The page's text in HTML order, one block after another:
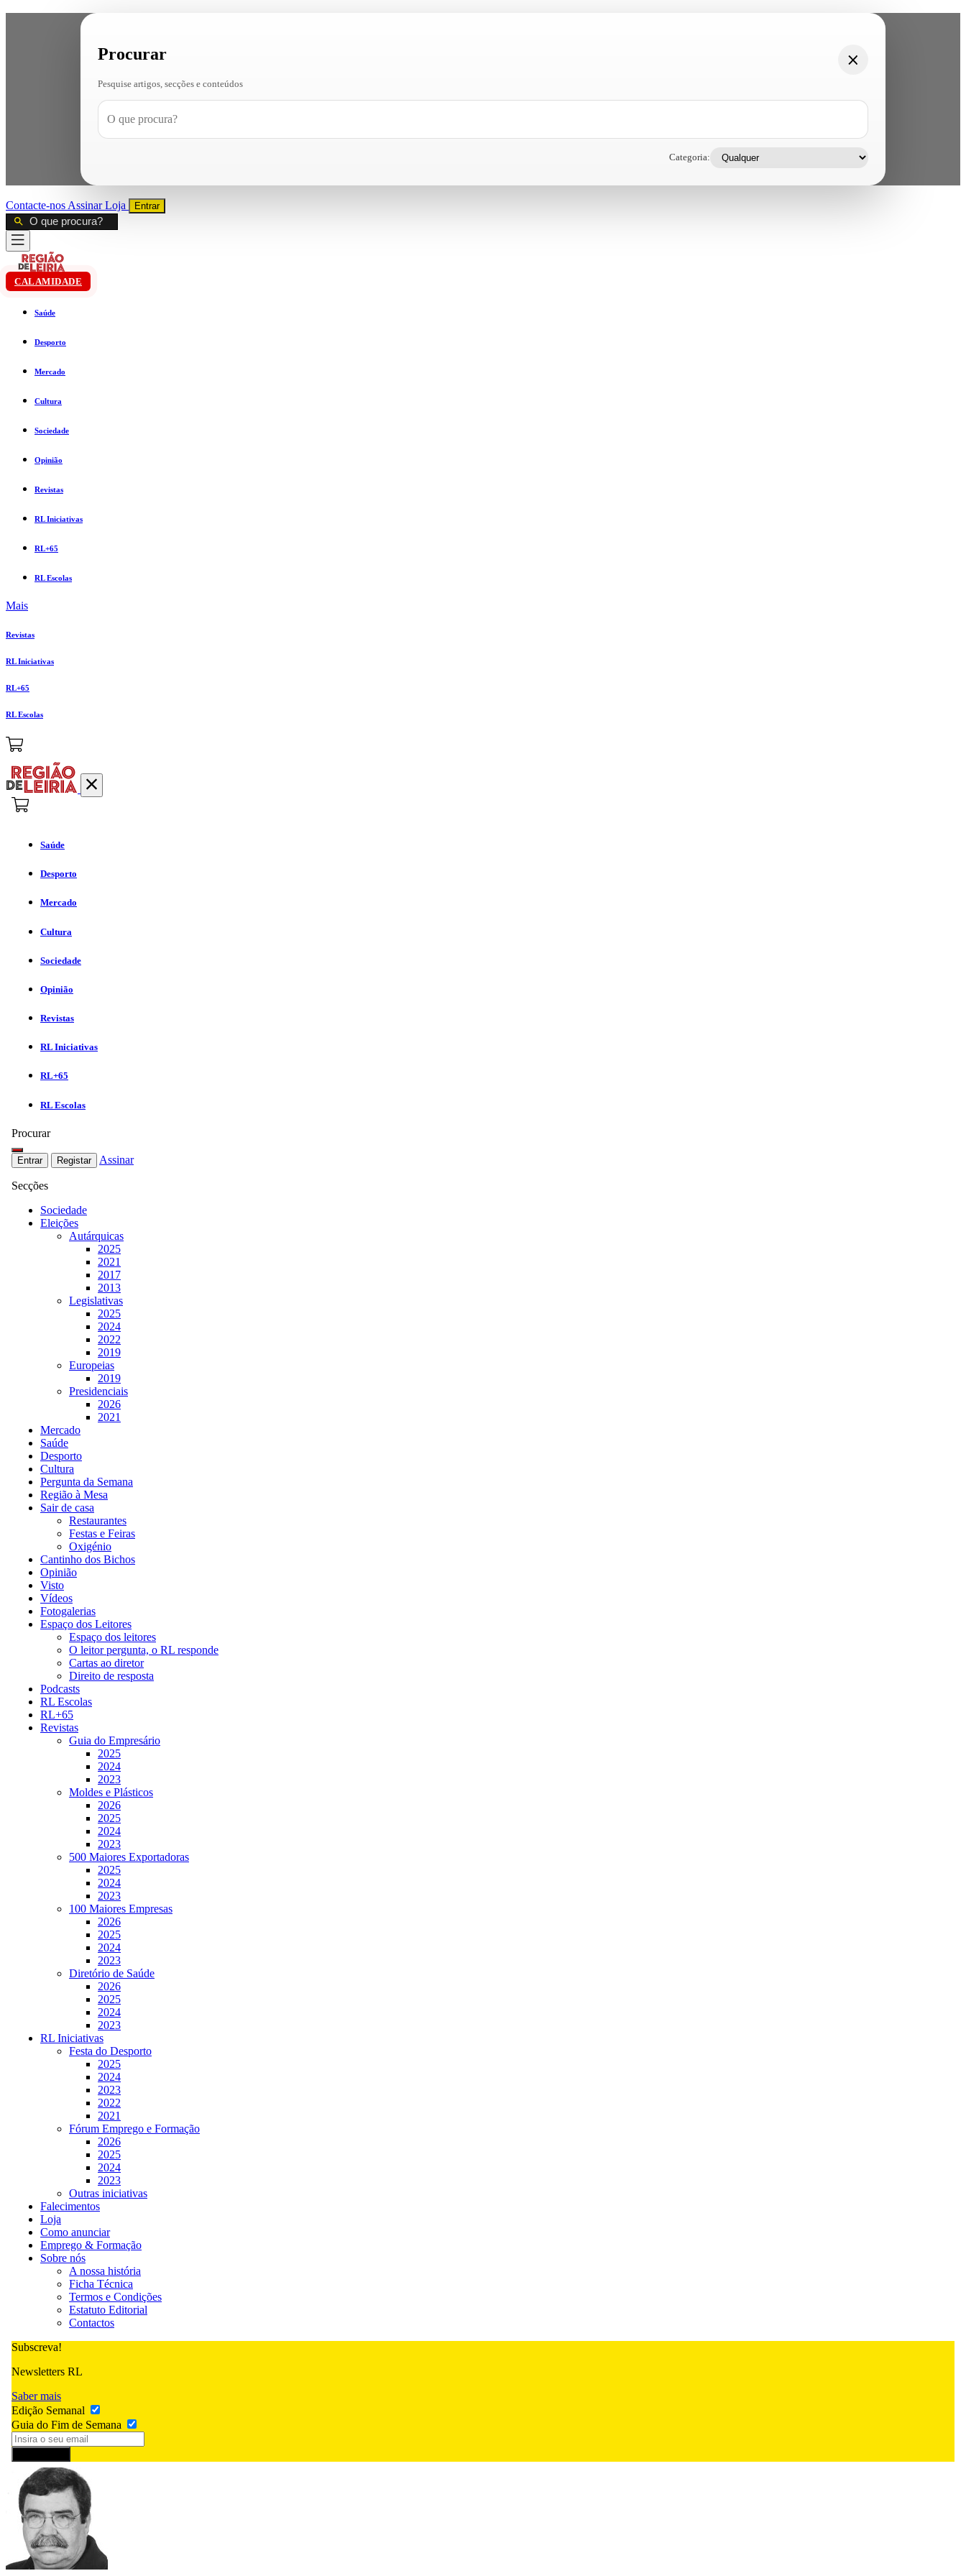
Procurar
Pesquise artigos, secções e conteúdos
Categoria:
Contacte-nos AssinarLoja Entrar
CALAMIDADE
Saúde
Desporto
Mercado
Cultura
Sociedade
Opinião
Revistas
RL Iniciativas
RL+65
RL Escolas
Mais
Revistas
RL Iniciativas
RL+65
RL Escolas
Saúde
Desporto
Mercado
Cultura
Sociedade
Opinião
Revistas
RL Iniciativas
RL+65
RL Escolas
Procurar
Entrar Registar Assinar
Secções
Sociedade
Eleições
Autárquicas
2025
2021
2017
2013
Legislativas
2025
2024
2022
2019
Europeias
2019
Presidenciais
2026
2021
Mercado
Saúde
Desporto
Cultura
Pergunta da Semana
Região à Mesa
Sair de casa
Restaurantes
Festas e Feiras
Oxigénio
Cantinho dos Bichos
Opinião
Visto
Vídeos
Fotogalerias
Espaço dos Leitores
Espaço dos leitores
O leitor pergunta, o RL responde
Cartas ao diretor
Direito de resposta
Podcasts
RL Escolas
RL+65
Revistas
Guia do Empresário
2025
2024
2023
Moldes e Plásticos
2026
2025
2024
2023
500 Maiores Exportadoras
2025
2024
2023
100 Maiores Empresas
2026
2025
2024
2023
Diretório de Saúde
2026
2025
2024
2023
RL Iniciativas
Festa do Desporto
2025
2024
2023
2022
2021
Fórum Emprego e Formação
2026
2025
2024
2023
Outras iniciativas
Falecimentos
Loja
Como anunciar
Emprego & Formação
Sobre nós
A nossa história
Ficha Técnica
Termos e Condições
Estatuto Editorial
Contactos
Subscreva!
Newsletters RL
Saber mais
Edição Semanal
Guia do Fim de Semana